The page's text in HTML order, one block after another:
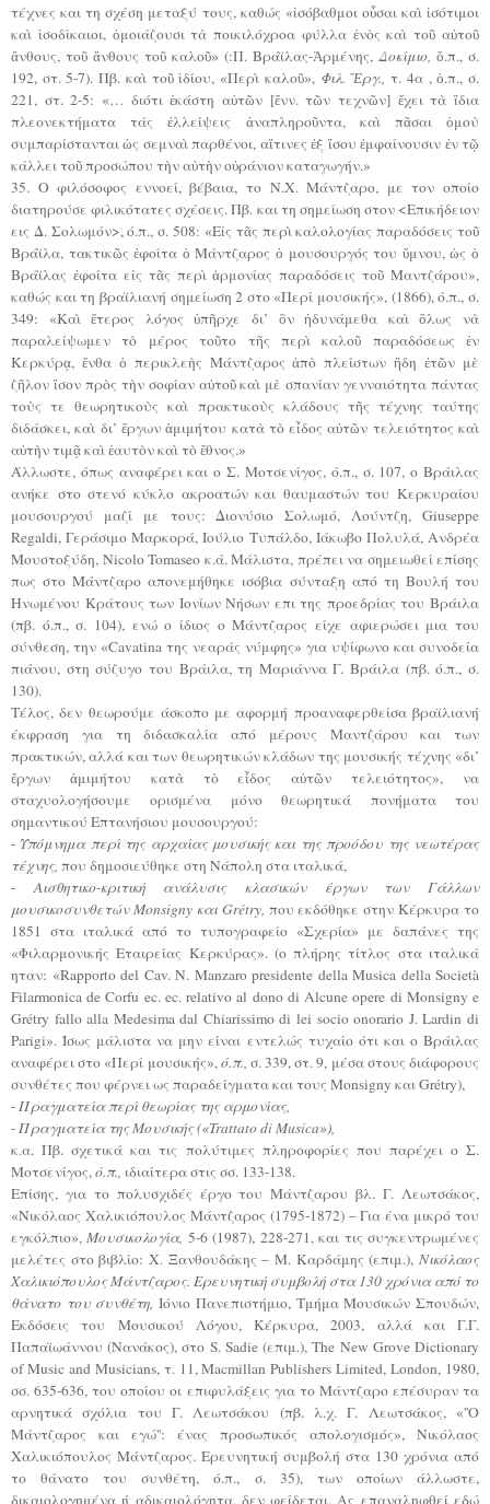
τέχνες και τη σχέση μεταξύ τους, καθώς «ἰσόβαθμοι οὖσαι καὶ ἰσότιμοι
καὶ ἰσοδίκαιοι, ὁμοιάζουσι τὰ ποικιλόχροα φύλλα ἑνὸς καὶ τοῦ αὐτοῦ
ἄνθους, τοῦ ἄνθους τοῦ καλοῦ» (:Π. Βράϊλας-Ἀρμένης, Δοκίμιο, ὅ.π., σ.
192, στ. 5-7). Πβ. καὶ τοῦ ἰδίου, «Περὶ καλοῦ», Φιλ. Ἔργ., τ. 4α , ὁ.π., σ.
221, στ. 2-5: «… διότι ἑκάστη αὐτῶν [ἔνν. τῶν τεχνῶν] ἔχει τὰ ἴδια
πλεονεκτήματα τάς ἐλλείψεις ἀναπληροῦντα, καὶ πᾶσαι ὁμοὺ
συμπαρίστανται ὡς σεμναὶ παρθένοι, αἵτινες ἐξ ἴσου ἐμφαίνουσιν ἐν τῷ
κάλλει τοῦ προσώπου τὴν αὐτὴν οὐράνιον καταγωγήν.»
35. Ο φιλόσοφος εννοεί, βέβαια, το Ν.Χ. Μάντζαρο, με τον οποίο
διατηρούσε φιλικότατες σχέσεις. Πβ. και τη σημείωση στον <Επικήδειον
εις Δ. Σολωμόν>, ό.π., σ. 508: «Εἰς τᾶς περὶ καλολογίας παραδόσεις τοῦ
Βράϊλα, τακτικῶς ἐφοίτα ὁ Μάντζαρος ὁ μουσουργός του ὕμνου, ὡς ὁ
Βράϊλας ἐφοίτα εἰς τᾶς περὶ ἁρμονίας παραδόσεις τοῦ Μαντζάρου»,
καθώς και τη βραϊλιανή σημείωση 2 στο «Περί μουσικής», (1866), ό.π., σ.
349: «Καὶ ἕτερος λόγος ὑπῆρχε δι’ ὃν ἠδυνάμεθα καὶ ὅλως νὰ
παραλείψωμεν τὸ μέρος τοῦτο τῆς περὶ καλοῦ παραδόσεως ἐν
Κερκύρᾳ, ἔνθα ὁ περικλεὴς Μάντζαρος ἀπὸ πλείστων ἤδη ἐτῶν μὲ
ζῆλον ἴσον πρὸς τὴν σοφίαν αὐτοῦ καὶ μὲ σπανίαν γενναιότητα πάντας
τοὺς τε θεωρητικοὺς καὶ πρακτικοὺς κλάδους τῆς τέχνης ταύτης
διδάσκει, καὶ δι’ ἔργων ἀμιμήτου κατὰ τὸ εἶδος αὐτῶν τελειότητος καὶ
αὐτὴν τιμᾷ καὶ ἑαυτὸν καὶ τὸ ἔθνος.»
Άλλωστε, όπως αναφέρει και ο Σ. Μοτσενίγος, ό.π., σ. 107, ο Βράιλας
ανήκε στο στενό κύκλο ακροατών και θαυμαστών του Κερκυραίου
μουσουργού μαζί με τους: Διονύσιο Σολωμό, Λούντζη, Giuseppe
Regaldi, Γεράσιμο Μαρκορά, Ιούλιο Τυπάλδο, Ιάκωβο Πολυλά, Ανδρέα
Μουστοξύδη, Nicolo Tomaseo κ.ά. Μάλιστα, πρέπει να σημειωθεί επίσης
πως στο Μάντζαρο απονεμήθηκε ισόβια σύνταξη από τη Βουλή του
Ηνωμένου Κράτους των Ιονίων Νήσων επι της προεδρίας του Βράιλα
(πβ. ό.π., σ. 104), ενώ ο ίδιος ο Μάντζαρος είχε αφιερώσει μια του
σύνθεση, την «Cavatina της νεαράς νύμφης» για υψίφωνο και συνοδεία
πιάνου, στη σύζυγο του Βράιλα, τη Μαριάννα Γ. Βράιλα (πβ. ό.π., σ.
130).
Τέλος, δεν θεωρούμε άσκοπο με αφορμή προαναφερθείσα βραϊλιανή
έκφραση για τη διδασκαλία από μέρους Μαντζάρου και των
πρακτικών, αλλά και των θεωρητικών κλάδων της μουσικής τέχνης «δι’
ἔργων ἀμιμήτου κατὰ τὸ εἶδος αὐτῶν τελειότητος», να
σταχυολογήσουμε ορισμένα μόνο θεωρητικά πονήματα του
σημαντικού Επτανήσιου μουσουργού:
-Υπόμνημα περί της αρχαίας μουσικής και της προόδου της νεωτέρας
τέχνης, που δημοσιεύθηκε στη Νάπολη στα ιταλικά,
-Αισθητικο-κριτική ανάλυσις κλασικών έργων των Γάλλων
μουσικοσυνθετών Monsigny και Grétry, που εκδόθηκε στην Κέρκυρα το
1851 στα ιταλικά από το τυπογραφείο «Σχερία» με δαπάνες της
«Φιλαρμονικής Εταιρείας Κερκύρας». (ο πλήρης τίτλος στα ιταλικά
ηταν: «Rapporto del Cav. N. Manzaro presidente della Musica della Società
Filarmonica de Corfu ec. ec. relativo al dono di Alcune opere di Monsigny e
Grétry fallo alla Medesima dal Chiarissimo di lei socio onorario J. Lardin di
Parigi». Ίσως μάλιστα να μην είναι εντελώς τυχαίο ότι και ο Βράιλας
αναφέρει στο «Περί μουσικής»,ό.π., σ. 339, στ. 9, μέσα στους διάφορους
συνθέτες που φέρνει ως παραδείγματα και τους Monsigny και Grétry),
-Πραγματεία περί θεωρίας της αρμονίας,
-Πραγματεία της Μουσικής («Trattato di Musica»),
κ.α. Πβ. σχετικά και τις πολύτιμες πληροφορίες που παρέχει ο Σ.
Μοτσενίγος,ό.π., ιδιαίτερα στις σσ. 133-138.
Επίσης, για το πολυσχιδές έργο του Μάντζαρου βλ. Γ. Λεωτσάκος,
«Νικόλαος Χαλικιόπουλος Μάντζαρος (1795-1872) – Για ένα μικρό του
εγκόλπιο»,Μουσικολογία, 5-6 (1987), 228-271, και τις συγκεντρωμένες
μελέτες στο βιβλίο: Χ. Ξανθουδάκης – Μ. Καρδάμης (επιμ.), Νικόλαος
Χαλικιόπουλος Μάντζαρος. Ερευνητική συμβολή στα 130 χρόνια από το
θάνατο του συνθέτη, Ιόνιο Πανεπιστήμιο, Τμήμα Μουσικών Σπουδών,
Εκδόσεις του Μουσικού Λόγου, Κέρκυρα, 2003, αλλά και Γ.Γ.
Παπαϊωάννου (Νανάκος), στο S. Sadie (επιμ.), The New Grove Dictionary
of Music and Musicians, τ. 11, Macmillan Publishers Limited, London, 1980,
σσ. 635-636, του οποίου οι επιφυλάξεις για το Μάντζαρο επέσυραν τα
αρνητικά σχόλια του Γ. Λεωτσάκου (πβ. λ.χ. Γ. Λεωτσάκος, «''Ο
Μάντζαρος και εγώ'': ένας προσωπικός απολογισμός», Νικόλαος
Χαλικιόπουλος Μάντζαρος. Ερευνητική συμβολή στα 130 χρόνια από
το θάνατο του συνθέτη, ό.π., σ. 35), των οποίων άλλωστε,
δικαιολογημένα ή αδικαιολόγητα, δεν φείδεται. Ας επαναληφθεί εδώ